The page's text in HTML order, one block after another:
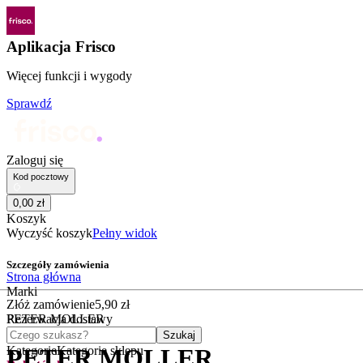
Aplikacja Frisco
Więcej funkcji i wygody
Sprawdź
Zaloguj się
Kod pocztowy
0,00 zł
Koszyk
Wyczyść koszykPełny widok
Szczegóły zamówienia
Złóż zamówienie5,90 zł
Rezerwacja dostawy
Czego szukasz?
Szukaj
KategorieKategorie sklepu
Strona główna
Marki
PETER MOLLER